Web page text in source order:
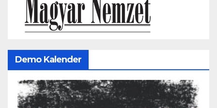
Demo Kalender